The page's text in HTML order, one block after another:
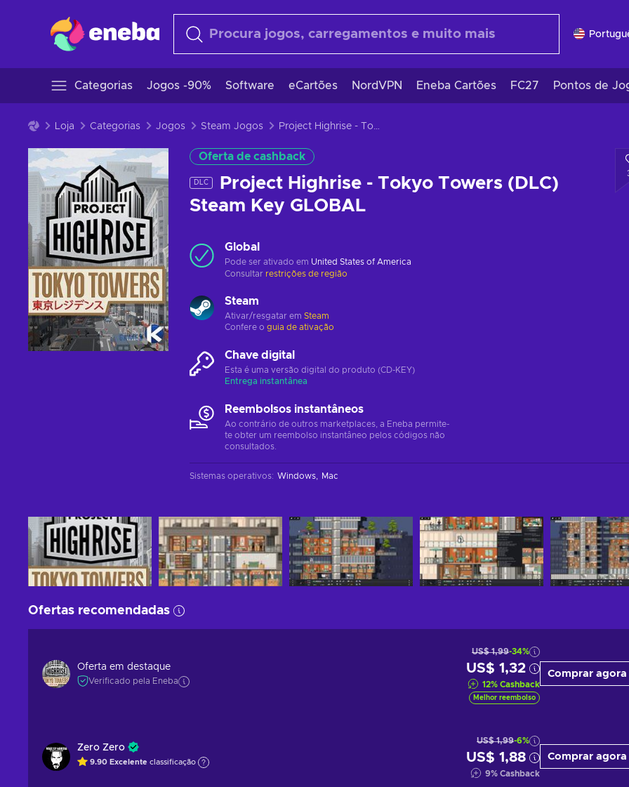
Categorias Jogos -90% Software eCartões NordVPN Eneba Cartões FC27 Pontos de
Loja Categorias Jogos Steam Jogos Project Highrise - Tokyo Towers (DLC) Steam Key GLOBAL
Oferta de cashback
DLC
Project Highrise - Tokyo Towers (DLC)
Steam Key GLOBAL
Global
Pode ser ativado em United States of America
Consultar restrições de região
Steam
Ativar/resgatar em Steam
Confere o guia de ativação
Chave digital
Esta é uma versão digital do produto (CD-KEY)
Entrega instantânea
Reembolsos instantâneos
Ao contrário de outros marketplaces, a Eneba permite-
te obter um reembolso instantâneo pelos códigos não
consultados.
Sistemas operativos: Windows Mac
Ofertas recomendadas
Oferta em destaque
Verificado pela Eneba
US$ 1,99-34%
US$ 1,32
12% Cashback
Melhor reembolso
Comprar agora
Zero Zero
9.90 Excelente classificação
US$ 1,99-6%
US$ 1,88
9% Cashback
Comprar agora